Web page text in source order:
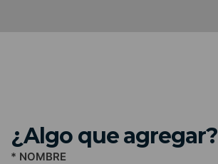
¿Algo que agregar?
* NOMBRE